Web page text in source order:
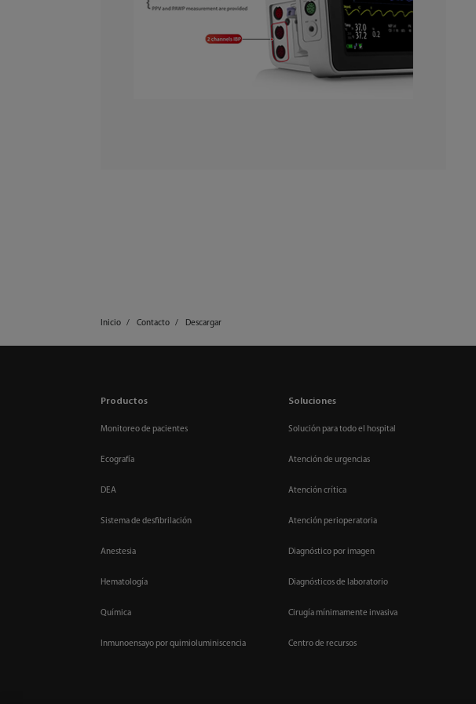
Inicio Contacto Descargar
Productos
Monitoreo de pacientes
Ecografía
DEA
Sistema de desfibrilación
Anestesia
Hematología
Química
Inmunoensayo por quimioluminiscencia
Soluciones
Solución para todo el hospital
Atención de urgencias
Atención crítica
Atención perioperatoria
Diagnóstico por imagen
Diagnósticos de laboratorio
Cirugía mínimamente invasiva
Centro de recursos